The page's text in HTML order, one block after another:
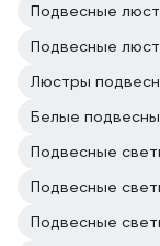
Подвесные
Подвесные
Люстры
Белые
Подвесные
Подвесные
Подвесные